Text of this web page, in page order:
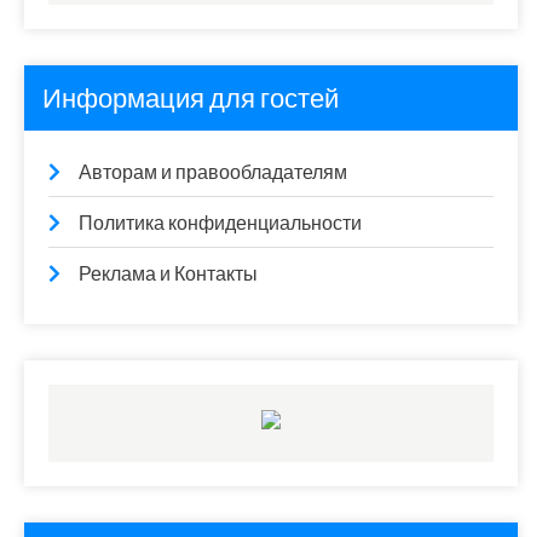
Информация для гостей
Авторам и правообладателям
Политика конфиденциальности
Реклама и Контакты